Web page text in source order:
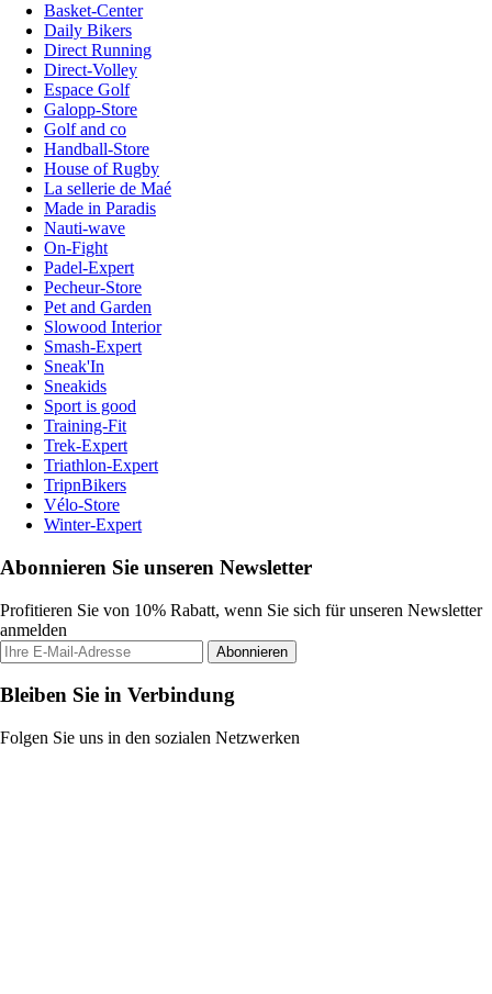
Basket-Center
Daily Bikers
Direct Running
Direct-Volley
Espace Golf
Galopp-Store
Golf and co
Handball-Store
House of Rugby
La sellerie de Maé
Made in Paradis
Nauti-wave
On-Fight
Padel-Expert
Pecheur-Store
Pet and Garden
Slowood Interior
Smash-Expert
Sneak'In
Sneakids
Sport is good
Training-Fit
Trek-Expert
Triathlon-Expert
TripnBikers
Vélo-Store
Winter-Expert
Abonnieren Sie unseren Newsletter
Profitieren Sie von 10% Rabatt, wenn Sie sich für unseren Newsletter
anmelden
Abonnieren
Bleiben Sie in Verbindung
Folgen Sie uns in den sozialen Netzwerken